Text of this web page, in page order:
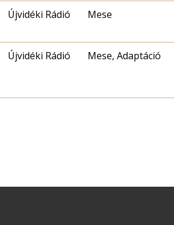
Újvidéki Rádió Mese
Újvidéki Rádió Mese, Adaptáció